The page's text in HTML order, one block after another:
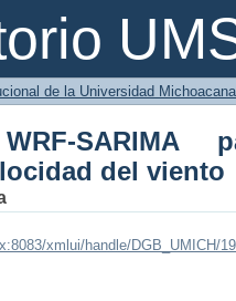
SARIMA para
de la Universidad
SARIMA
del viento
xmlui/handle/DGB_UMICH/